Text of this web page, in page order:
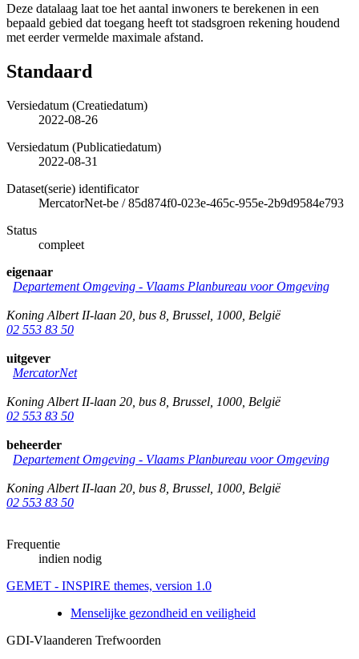
Deze datalaag laat toe het aantal inwoners te berekenen in een
bepaald gebied dat toegang heeft tot stadsgroen rekening houdend
met eerder vermelde maximale afstand.
Standaard
Versiedatum (Creatiedatum)
2022-08-26
Versiedatum (Publicatiedatum)
2022-08-31
Dataset(serie) identificator
MercatorNet-be /85d874f0-023e-465c-955e-2b9d9584e793
Status
compleet
eigenaar
Departement Omgeving - Vlaams Planbureau voor Omgeving
Koning Albert II-laan 20, bus 8 Brussel 1000 België
02 553 83 50
uitgever
MercatorNet
Koning Albert II-laan 20, bus 8 Brussel 1000 België
02 553 83 50
beheerder
Departement Omgeving - Vlaams Planbureau voor Omgeving
Koning Albert II-laan 20, bus 8 Brussel 1000 België
02 553 83 50
Frequentie
indien nodig
GEMET - INSPIRE themes, version 1.0
Menselijke gezondheid en veiligheid
GDI-Vlaanderen Trefwoorden